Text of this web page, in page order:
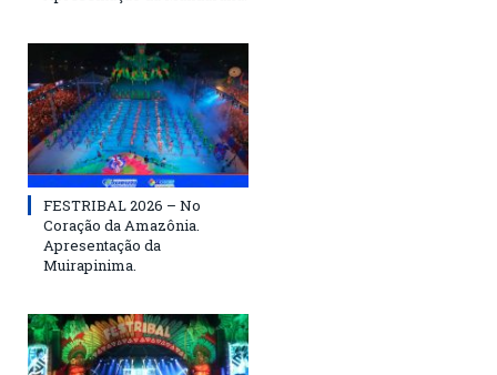
FESTRIBAL 2026 – No
Coração da Amazônia.
Apresentação da
Muirapinima.